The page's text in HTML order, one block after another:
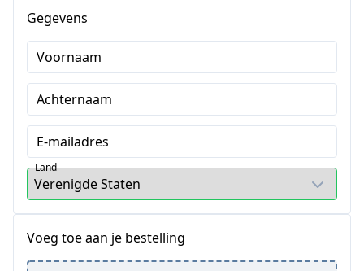
Gegevens
Voornaam
Achternaam
E-mailadres
Land
Voeg toe aan je bestelling